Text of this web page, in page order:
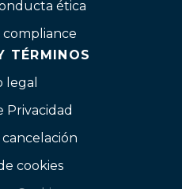
ética
TÉRMINOS
legal
Privacidad
cookies